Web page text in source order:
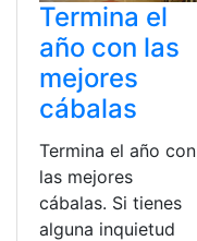
Termina el
año con las
mejores
cábalas
Termina el año con
las mejores
cábalas. Si tienes
alguna inquietud